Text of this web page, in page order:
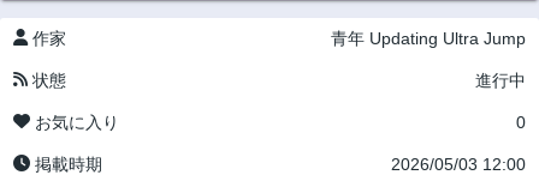
作家 青年 Updating Ultra Jump
状態 進行中
お気に入り 0
掲載時期 2026/05/03 12:00